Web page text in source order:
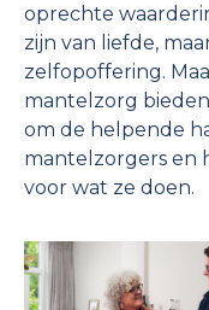
oprechte
zijn van liefde,
zelfopoffering.
mantelzorg
om de helpende
mantelzorgers en
voor wat ze doen.